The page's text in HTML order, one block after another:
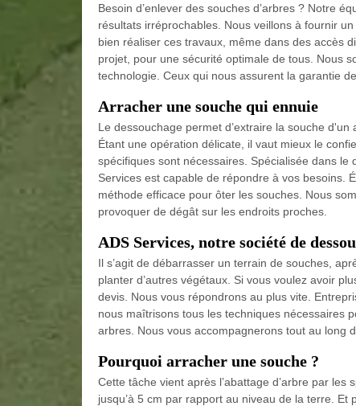
Besoin d’enlever des souches d’arbres ? Notre
résultats irréprochables. Nous veillons à fournir
bien réaliser ces travaux, même dans des accès
projet, pour une sécurité optimale de tous. Nous
technologie. Ceux qui nous assurent la garantie
Arracher une souche qui ennuie
Le dessouchage permet d’extraire la souche d'un
Étant une opération délicate, il vaut mieux le
spécifiques sont nécessaires. Spécialisée dans le
Services est capable de répondre à vos besoins.
méthode efficace pour ôter les souches. Nous
provoquer de dégât sur les endroits proches.
ADS Services, notre société de
Il s’agit de débarrasser un terrain de souches,
planter d’autres végétaux. Si vous voulez avoir
devis. Nous vous répondrons au plus vite.
nous maîtrisons tous les techniques nécessaires
arbres. Nous vous accompagnerons tout au long
Pourquoi arracher une souche ?
Cette tâche vient après l’abattage d’arbre par les
jusqu’à 5 cm par rapport au niveau de la terre.